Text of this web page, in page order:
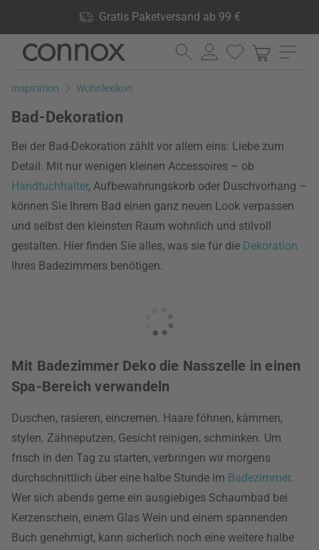
Gratis Paketversand ab 99 €
lagernd, 60 Tage Rückgaberecht
Direkt
Seiteninhalt
Direkt
Suchfeld
Inspiration Wohnlexikon
Bad-Dekoration
Bei der Bad-Dekoration zählt vor allem eins: Liebe zum
Detail. Mit nur wenigen kleinen Accessoires – ob
Handtuchhalter, Aufbewahrungskorb oder Duschvorhang –
können Sie Ihrem Bad einen ganz neuen Look verpassen
und selbst den kleinsten Raum wohnlich und stilvoll
gestalten. Hier finden Sie alles, was sie für die Dekoration
Ihres Badezimmers benötigen.
Mit Badezimmer Deko die Nasszelle in einen
Spa-Bereich verwandeln
Duschen, rasieren, eincremen. Haare föhnen, kämmen,
stylen. Zähneputzen, Gesicht reinigen, schminken. Um
frisch in den Tag zu starten, verbringen wir morgens
durchschnittlich über eine halbe Stunde im Badezimmer.
Wer sich abends gerne ein ausgiebiges Schaumbad bei
Kerzenschein, einem Glas Wein und einem spannenden
Buch genehmigt, kann sicherlich noch eine weitere halbe